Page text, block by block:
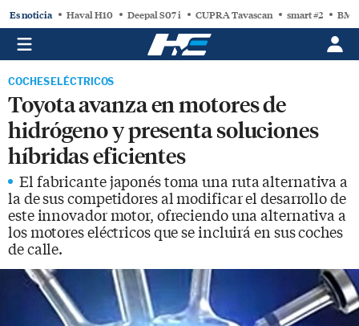
Es noticia Haval H10 Deepal S07 i CUPRA Tavascan smart #2
COCHES ELÉCTRICOS
Toyota avanza en motores de
hidrógeno y presenta soluciones
híbridas eficientes
El fabricante japonés toma una ruta alternativa a
la de sus competidores al modificar el desarrollo de
este innovador motor, ofreciendo una alternativa a
los motores eléctricos que se incluirá en sus coches
de calle.